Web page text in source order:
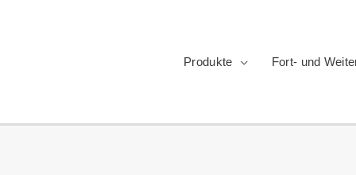
Produkte
Fort- und